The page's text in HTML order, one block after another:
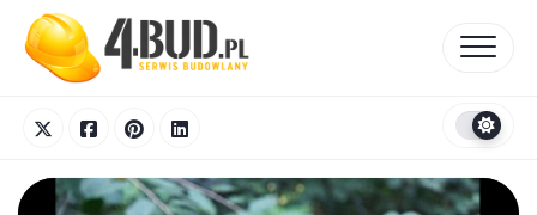
content